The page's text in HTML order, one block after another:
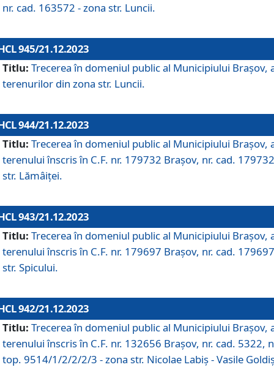
nr. cad. 163572 - zona str. Luncii.
945/21.12.2023
Titlu: Trecerea în domeniul public al Municipiului Braşov,
terenurilor din zona str. Luncii.
944/21.12.2023
Titlu: Trecerea în domeniul public al Municipiului Braşov,
terenului înscris în C.F. nr. 179732 Brașov, nr. cad.
str. Lămâiței.
943/21.12.2023
Titlu: Trecerea în domeniul public al Municipiului Braşov,
terenului înscris în C.F. nr. 179697 Brașov, nr. cad.
str. Spicului.
942/21.12.2023
Titlu: Trecerea în domeniul public al Municipiului Braşov,
terenului înscris în C.F. nr. 132656 Brașov, nr. cad. 5322,
top. 9514/1/2/2/2/3 - zona str. Nicolae Labiș - Vasile